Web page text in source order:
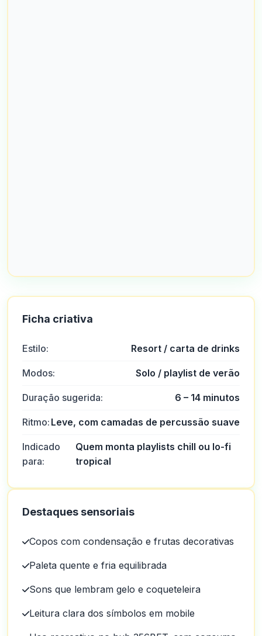
Ficha criativa
Estilo: Resort / carta de drinks
Modos: Solo / playlist de verão
Duração sugerida: 6 – 14 minutos
Ritmo: Leve, com camadas de percussão suave
Indicado
para:
Quem monta playlists chill ou lo-fi
tropical
Destaques sensoriais
Copos com condensação e frutas decorativas
Paleta quente e fria equilibrada
Sons que lembram gelo e coqueteleira
Leitura clara dos símbolos em mobile